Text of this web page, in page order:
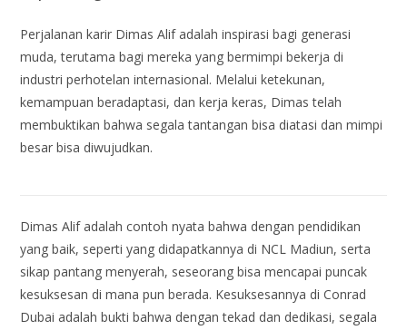
Perjalanan karir Dimas Alif adalah inspirasi bagi generasi
muda, terutama bagi mereka yang bermimpi bekerja di
industri perhotelan internasional. Melalui ketekunan,
kemampuan beradaptasi, dan kerja keras, Dimas telah
membuktikan bahwa segala tantangan bisa diatasi dan mimpi
besar bisa diwujudkan.
Dimas Alif adalah contoh nyata bahwa dengan pendidikan
yang baik, seperti yang didapatkannya di NCL Madiun, serta
sikap pantang menyerah, seseorang bisa mencapai puncak
kesuksesan di mana pun berada. Kesuksesannya di Conrad
Dubai adalah bukti bahwa dengan tekad dan dedikasi, segala